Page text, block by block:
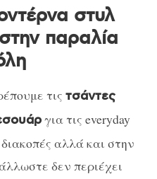
στυλ
παραλία
τις τσάντες
για τις everyday
αλλά και στην
δεν περιέχει